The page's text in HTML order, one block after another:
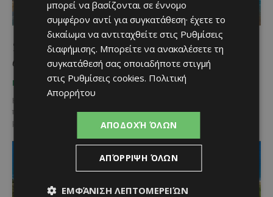
5 παραλίες της επαρχίας Λάρνακας που
αξίζει να επισκεφθείς αυτό το καλοκαίρι
ΜΈΝΟΥΜΕ ΚΎΠΡΟ Κατερίνα Χριστοφή -
Η επαρχία Λάρνακας φιλοξενεί μερικές από τις ομορφότερες
παραλίες της Κύπρου, συνδυάζοντας χρυσή άμμο, καθαρά νερά και
μοναδικά τοπία. Από πολυσύχναστες οργανωμένες ακτές μέχρι...
μπορεί να βασίζονται σε έννομο
συμφέρον αντί για συγκατάθεση· έχετε το
δικαίωμα να αντιταχθείτε στις Ρυθμίσεις
διαφήμισης. Μπορείτε να ανακαλέσετε τη
συγκατάθεσή σας οποιαδήποτε στιγμή
στις Ρυθμίσεις cookies. Πολιτική
Απορρήτου
ΑΠΟΔΟΧΉ ΌΛΩΝ
ΑΠΌΡΡΙΨΗ ΌΛΩΝ
ΕΜΦΆΝΙΣΗ ΛΕΠΤΟΜΕΡΕΙΏΝ